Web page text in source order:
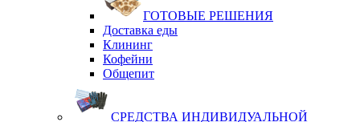
ГОТОВЫЕ РЕШЕНИЯ
Доставка еды
Клининг
Кофейни
Общепит
СРЕДСТВА ИНДИВИДУАЛЬНОЙ